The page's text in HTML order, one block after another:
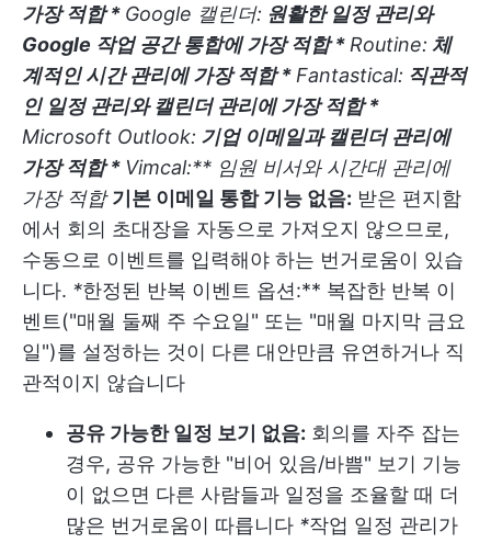
가장 적합 * Google 캘린더: 원활한 일정 관리와
Google 작업 공간 통합에 가장 적합 * Routine: 체
계적인 시간 관리에 가장 적합 * Fantastical: 직관적
인 일정 관리와 캘린더 관리에 가장 적합 *
Microsoft Outlook: 기업 이메일과 캘린더 관리에
가장 적합 * Vimcal:** 임원 비서와 시간대 관리에
가장 적합 기본 이메일 통합 기능 없음: 받은 편지함
에서 회의 초대장을 자동으로 가져오지 않으므로,
수동으로 이벤트를 입력해야 하는 번거로움이 있습
니다. *한정된 반복 이벤트 옵션:** 복잡한 반복 이
벤트("매월 둘째 주 수요일" 또는 "매월 마지막 금요
일")를 설정하는 것이 다른 대안만큼 유연하거나 직
관적이지 않습니다
공유 가능한 일정 보기 없음: 회의를 자주 잡는
경우, 공유 가능한 "비어 있음/바쁨" 보기 기능
이 없으면 다른 사람들과 일정을 조율할 때 더
많은 번거로움이 따릅니다 *작업 일정 관리가